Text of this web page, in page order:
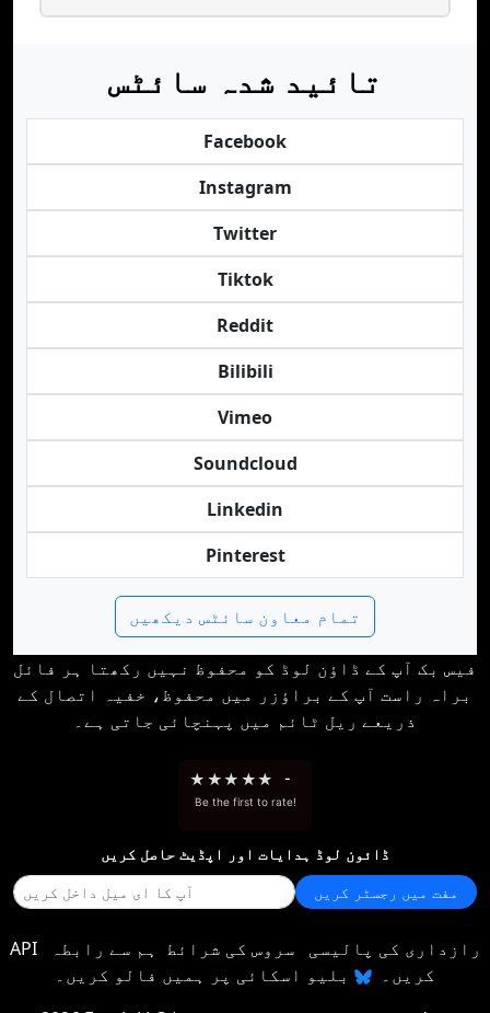
تائید شدہ سائٹس
Facebook
Instagram
Twitter
Tiktok
Reddit
Bilibili
Vimeo
Soundcloud
Linkedin
Pinterest
تمام معاون سائٹس دیکھیں
فیس بک آپ کے ڈاؤن لوڈ کو محفوظ نہیں رکھتا ہر فائل
براہ راست آپ کے براؤزر میں محفوظ، خفیہ اتصال کے
ذریعے ریل ٹائم میں پہنچائی جاتی ہے۔
★ ★★ ★★ -
Be the first to rate!
ڈائون لوڈ ہدایات اور اپڈیٹ حاصل کریں
مفت میں رجسٹر کریں
API رازداری کی پالیسی سروس کی شرائط
ہم سے رابطہ
کریں۔
بلیو اسکائی پر ہمیں فالو کریں۔